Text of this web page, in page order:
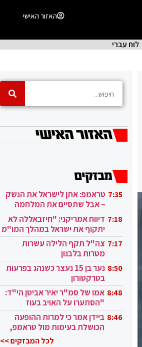
האזור האישי
לוח עברי
7:35 טראמפ: אתן לישראל את הנשק
– אבל שתסיים את המלחמה
בעזה 7:18 דיווח אמריקני: "חיזבאללה לא
יתקוף את ישראל במהלך המו"מ
בקטאר" 7:17 צה"ל תקף הלילה עשרות
מטרות בלבנון
8:50
נער בן 15 נעצר כשנהג בפרעות
בטרקטורון
8:48 אמו של סמ"ר יאיר אביטן הי"ד:
"הסתערו על האויב בעוז
ובגבורה" 8:46 ביידן אמר כי למרות ההופעה
הכושלת בעימות מול טראמפ,
לכל המבזקים >>